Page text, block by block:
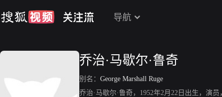
导航
乔治·马歇尔·鲁奇
别名： George Marshall Ruge
乔治·马歇尔·鲁奇，1952年2月22日出生，演